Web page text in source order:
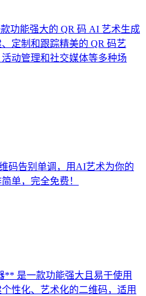
功能强大的 QR 码 AI 艺术生成
定制和跟踪精美的 QR 码艺
动管理和社交媒体等多种场
码告别单调，用AI艺术为你的
单，完全免费！
是一款功能强大且易于使用
性化、艺术化的二维码，适用